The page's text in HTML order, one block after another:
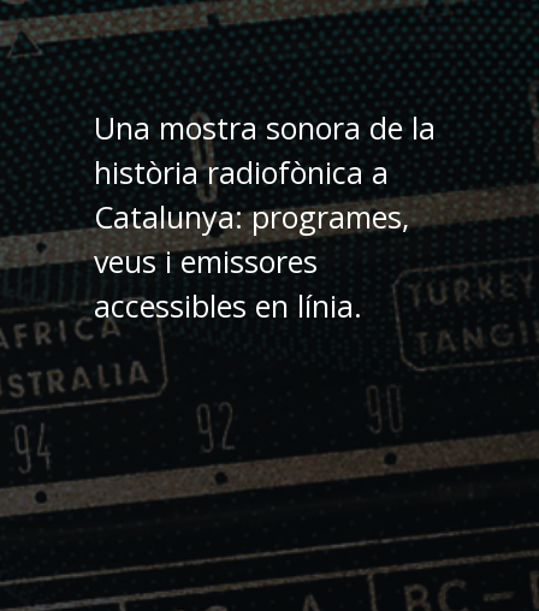
Una mostra sonora de la
història radiofònica a
Catalunya: programes,
veus i emissores
accessibles en línia.